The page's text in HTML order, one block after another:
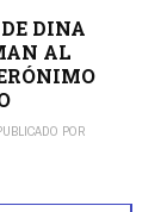
DINA
AL
POR